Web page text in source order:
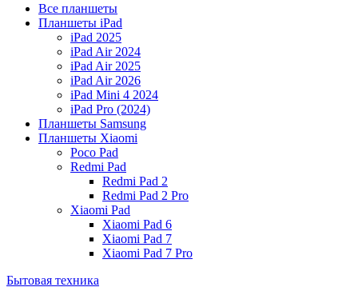
Все планшеты
Планшеты iPad
iPad 2025
iPad Air 2024
iPad Air 2025
iPad Air 2026
iPad Mini 4 2024
iPad Pro (2024)
Планшеты Samsung
Планшеты Xiaomi
Poco Pad
Redmi Pad
Redmi Pad 2
Redmi Pad 2 Pro
Xiaomi Pad
Xiaomi Pad 6
Xiaomi Pad 7
Xiaomi Pad 7 Pro
Бытовая техника